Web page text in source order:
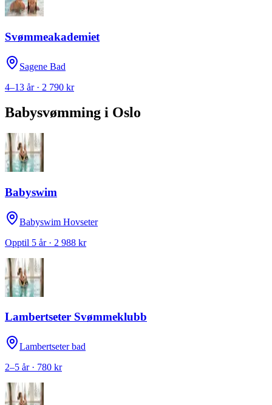
Svømmeakademiet
Sagene Bad
4–13 år · 2 790 kr
Babysvømming i Oslo
Babyswim
Babyswim Hovseter
Opptil 5 år · 2 988 kr
Lambertseter Svømmeklubb
Lambertseter bad
2–5 år · 780 kr